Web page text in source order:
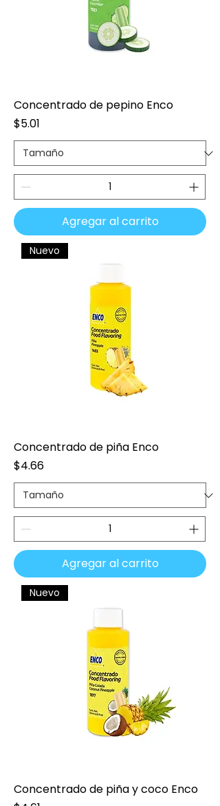
Concentrado de pepino Enco
Precio
$5.01
Agregar al carrito
Nuevo
Concentrado de piña Enco
Precio
$4.66
Agregar al carrito
Nuevo
Concentrado de piña y coco Enco